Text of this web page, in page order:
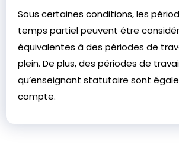
Sous certaines conditions, les
temps partiel peuvent être
équivalentes à des périodes de
plein. De plus, des périodes de
qu’enseignant statutaire sont
compte.